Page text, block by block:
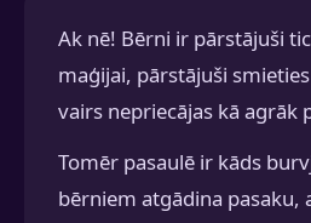
Ak nē! Bērni ir pārstājuši
maģijai, pārstājuši
vairs nepriecājas kā agrāk
Tomēr pasaulē ir kāds
bērniem atgādina pasaku,